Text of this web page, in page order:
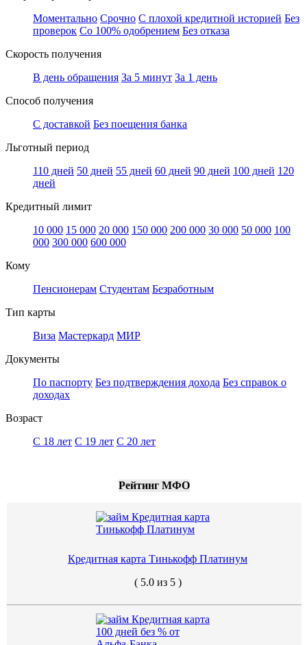
Моментально Срочно С плохой кредитной историей Без
проверок Со 100% одобрением Без отказа
Скорость получения
В день обращения За 5 минут За 1 день
Способ получения
С доставкой Без поещения банка
Льготный период
110 дней 50 дней 55 дней 60 дней 90 дней 100 дней 120
дней
Кредитный лимит
10 000 15 000 20 000 150 000 200 000 30 000 50 000 100
000 300 000 600 000
Кому
Пенсионерам Студентам Безработным
Тип карты
Виза Мастеркард МИР
Документы
По паспорту Без подтверждения дохода Без справок о
доходах
Возраст
С 18 лет С 19 лет С 20 лет
Рейтинг МФО
Кредитная карта Тинькофф Платинум
( 5.0 из 5 )